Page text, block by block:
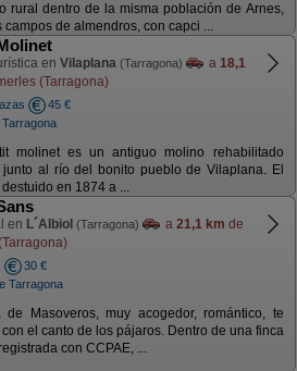
rural dentro de la misma población de Arnes,
campos de almendros, con capci ...
en Vilaplana (Tarragona) a 18,1
(Tarragona)
45 €
molinet es un antiguo molino rehabilitado
junto al río del bonito pueblo de Vilaplana. El
en 1874 a ...
en L´Albiol (Tarragona) a 21,1 km de
30 €
Tarragona
de Masoveros, muy acogedor, romántico, te
el canto de los pájaros. Dentro de una finca
con CCPAE, ...